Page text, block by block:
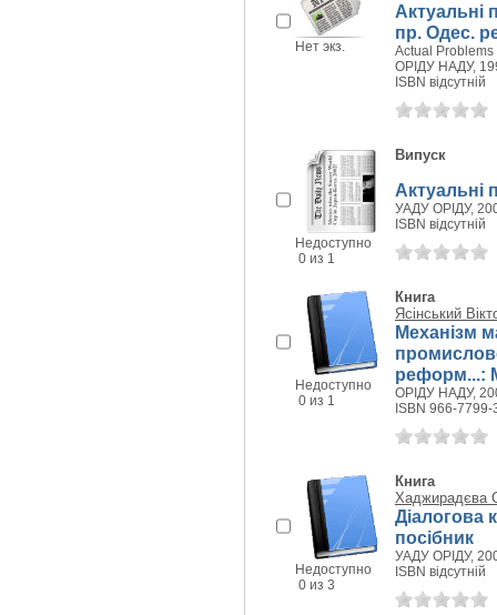
Нет экз.
Актуальні
пр. Одес.
Actual
ОРІДУ НАДУ,
ISBN відсутній
Недоступно
0 из 1
Випуск
Актуальні
УАДУ ОРІДУ,
ISBN відсутній
Недоступно
0 из 1
Книга
Ясінський
Механізм
реформ...:
ОРІДУ НАДУ,
ISBN 966-7799-
Недоступно
0 из 3
Книга
Хаджирадєва
Діалогова
посібник
УАДУ ОРІДУ,
ISBN відсутній